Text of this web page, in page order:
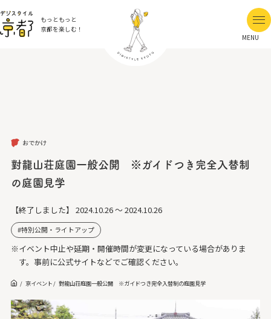
もっともっと
京都を楽しむ！
MENU
おでかけ
對龍山荘庭園一般公開 ※ガイドつき完全入替制
の庭園見学
【終了しました】 2024.10.26 ～ 2024.10.26
特別公開・ライトアップ
※イベント中止や延期・開催時間が変更になっている場合がありま
す。事前に公式サイトなどでご確認ください。
京イベント 對龍山荘庭園一般公開 ※ガイドつき完全入替制の庭園見学